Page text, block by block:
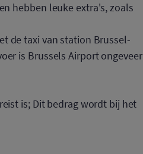
hebben leuke extra's, zoals
de taxi van station Brussel-
is Brussels Airport ongeveer
is; Dit bedrag wordt bij het